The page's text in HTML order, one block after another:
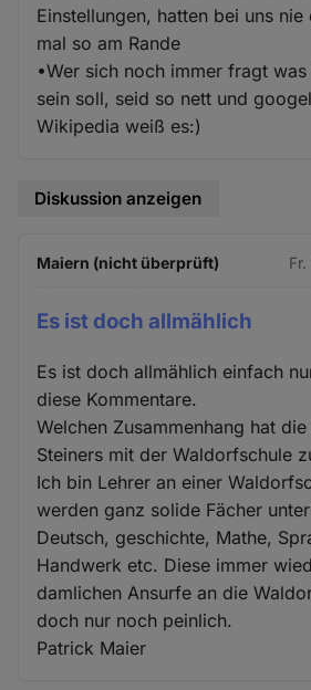
Einstellungen, hatten bei uns nie
mal so am Rande
•Wer sich noch immer fragt
sein soll, seid so nett und
Wikipedia weiß es:)
Diskussion anzeigen
Maiern (nicht überprüft)
Es ist doch allmählich
Es ist doch allmählich einfach
diese Kommentare.
Welchen Zusammenhang hat
Steiners mit der Waldorfschule
Ich bin Lehrer an einer
werden ganz solide Fächer
Deutsch, geschichte, Mathe,
Handwerk etc. Diese immer
damlichen Ansurfe an die
doch nur noch peinlich.
Patrick Maier